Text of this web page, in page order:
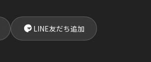
LINE友だち追加